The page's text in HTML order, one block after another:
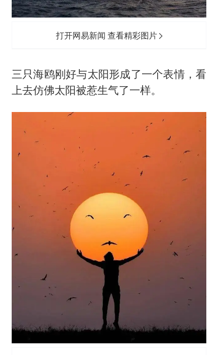
打开网易新闻 查看精彩图片
三只海鸥刚好与太阳形成了一个表情，看
上去仿佛太阳被惹生气了一样。